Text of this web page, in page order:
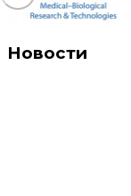
Новости